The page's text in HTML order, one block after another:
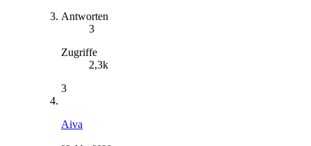
Antworten
3
Zugriffe
2,3k
3
Aiva